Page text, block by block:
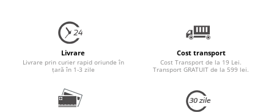
Livrare
Livrare prin curier rapid oriunde în
țară în 1-3 zile
Cost transport
Cost Transport de la 19 Lei.
Transport GRATUIT de la 599 lei.